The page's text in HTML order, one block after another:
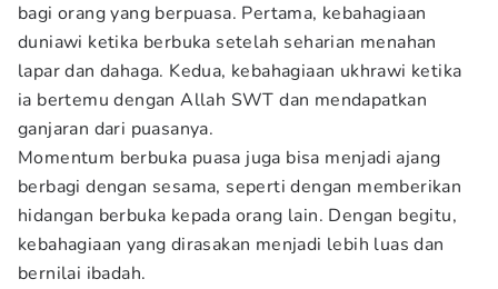
bagi orang yang berpuasa. Pertama, kebahagiaan
duniawi ketika berbuka setelah seharian menahan
lapar dan dahaga. Kedua, kebahagiaan ukhrawi ketika
ia bertemu dengan Allah SWT dan mendapatkan
ganjaran dari puasanya.
Momentum berbuka puasa juga bisa menjadi ajang
berbagi dengan sesama, seperti dengan memberikan
hidangan berbuka kepada orang lain. Dengan begitu,
kebahagiaan yang dirasakan menjadi lebih luas dan
bernilai ibadah.